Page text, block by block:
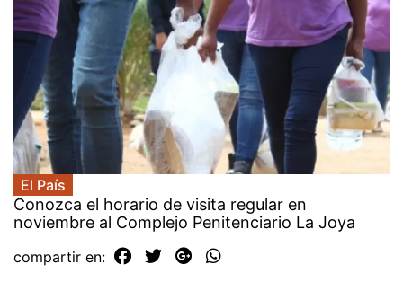
El País
Conozca el horario de visita regular en
noviembre al Complejo Penitenciario La Joya
compartir en: